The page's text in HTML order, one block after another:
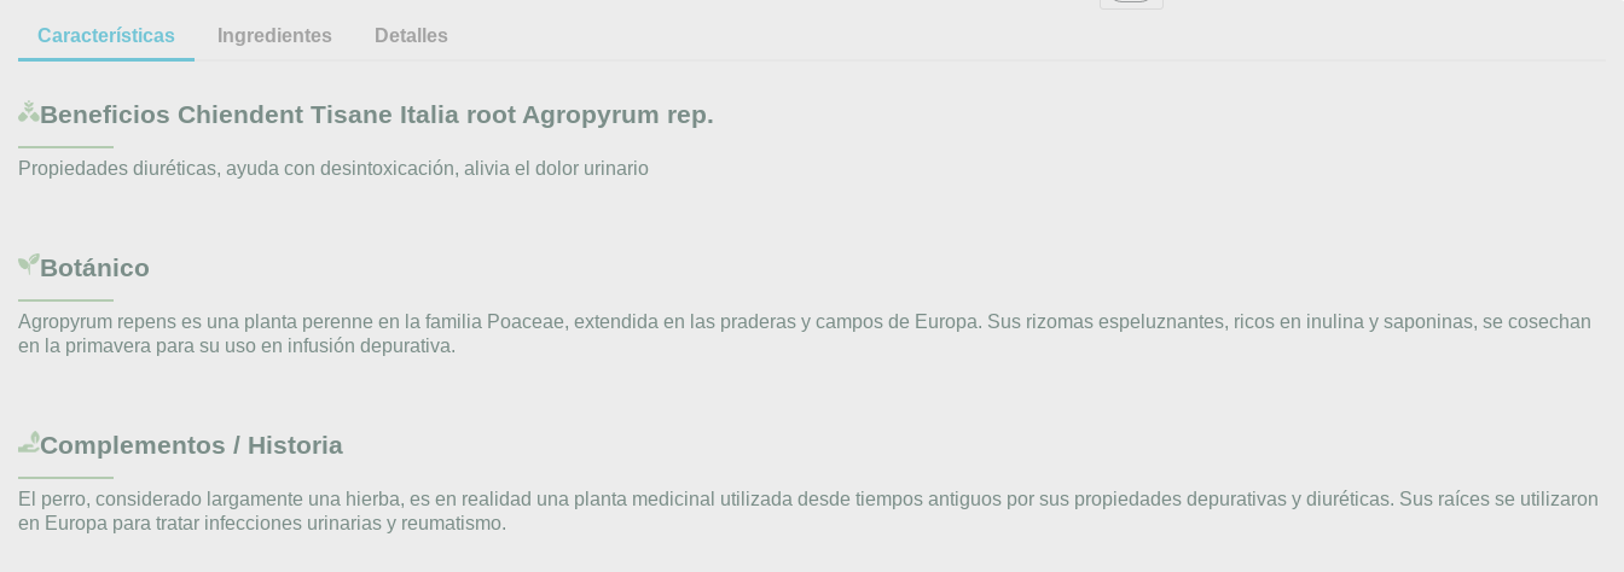
Características Ingredientes Detalles
Beneficios Chiendent Tisane Italia root Agropyrum rep.
Propiedades diuréticas, ayuda con desintoxicación, alivia el dolor urinario
Botánico
Agropyrum repens es una planta perenne en la familia Poaceae, extendida en las praderas y campos de Europa. Sus rizomas espeluznantes, ricos en inulina y saponinas, se cosechan
en la primavera para su uso en infusión depurativa.
Complementos / Historia
El perro, considerado largamente una hierba, es en realidad una planta medicinal utilizada desde tiempos antiguos por sus propiedades depurativas y diuréticas. Sus raíces se utilizaron
en Europa para tratar infecciones urinarias y reumatismo.